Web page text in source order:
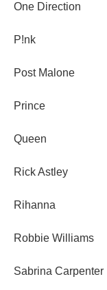
One Direction
P!nk
Post Malone
Prince
Queen
Rick Astley
Rihanna
Robbie Williams
Sabrina Carpenter